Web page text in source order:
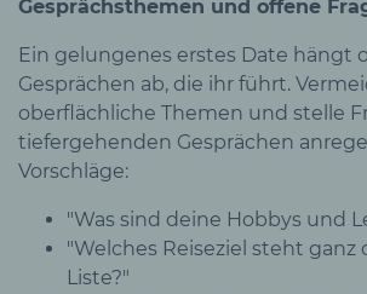
Gesprächsthemen und offene
Ein gelungenes erstes Date hängt
Gesprächen ab, die ihr führt.
oberflächliche Themen und stelle
tiefergehenden Gesprächen
Vorschläge:
"Was sind deine Hobbys und
"Welches Reiseziel steht ganz
Liste?"